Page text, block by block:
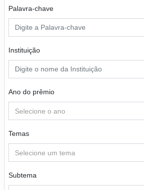
Palavra-chave
Instituição
Ano do prêmio
Selecione o ano
Temas
Selecione um tema
Subtema